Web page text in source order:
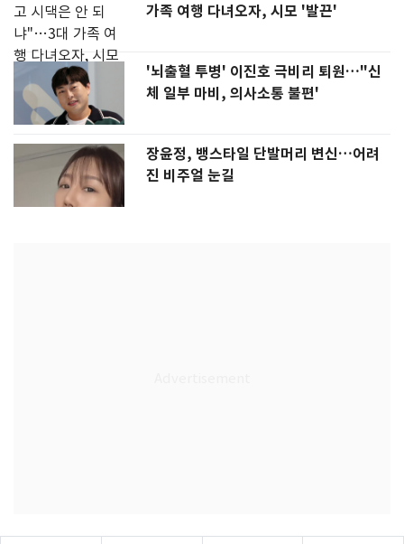
가족 여행 다녀오자, 시모 '발끈'
'뇌출혈 투병' 이진호 극비리 퇴원…"신
체 일부 마비, 의사소통 불편'
장윤정, 뱅스타일 단발머리 변신…어려
진 비주얼 눈길